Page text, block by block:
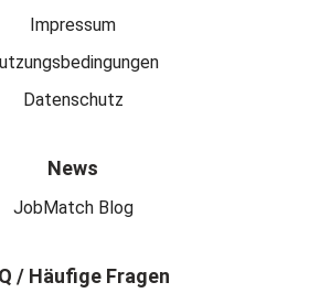
Impressum
Datenschutz
News
JobMatch Blog
/ Häufige Fragen